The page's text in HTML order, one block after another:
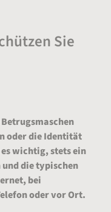
Sie
etrugsmaschen
oder die Identität
wichtig, stets ein
und die typischen
bei
oder vorOrt.